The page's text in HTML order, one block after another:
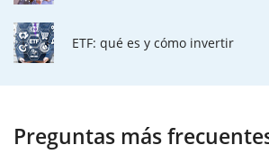
ETF: qué es y cómo invertir
Preguntas más